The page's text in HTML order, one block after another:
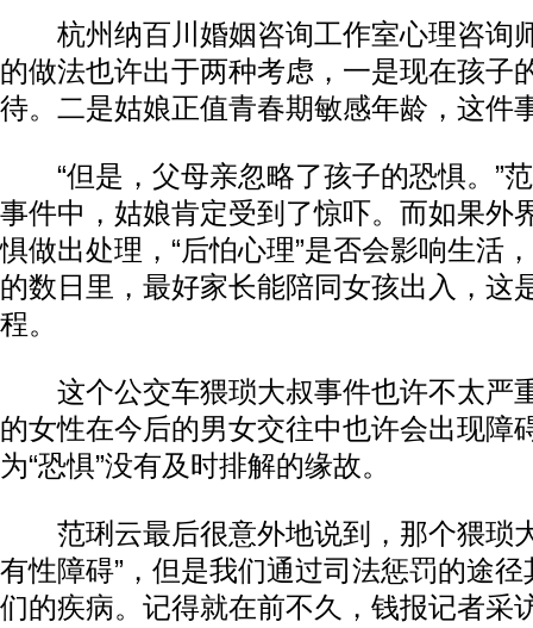
杭州纳百川婚姻咨询工作室心理咨询
的做法也许出于两种考虑，一是现在孩子
待。二是姑娘正值青春期敏感年龄，这件
“但是，父母亲忽略了孩子的恐惧。”
事件中，姑娘肯定受到了惊吓。而如果外
惧做出处理，“后怕心理”是否会影响生活
的数日里，最好家长能陪同女孩出入，这
程。
这个公交车猥琐大叔事件也许不太严
的女性在今后的男女交往中也许会出现障
为“恐惧”没有及时排解的缘故。
范琍云最后很意外地说到，那个猥琐
有性障碍”，但是我们通过司法惩罚的途
们的疾病。记得就在前不久，钱报记者采